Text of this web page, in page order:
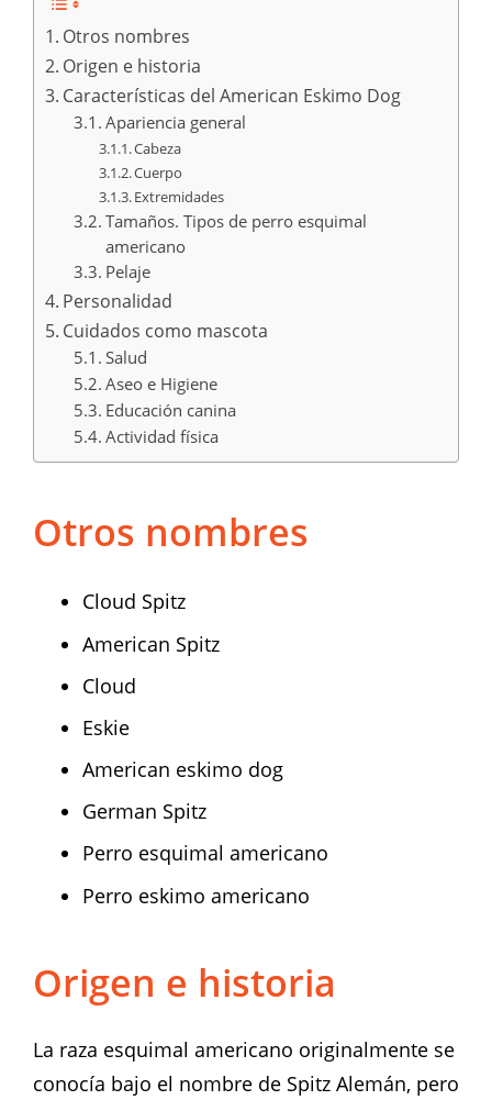
Otros nombres
Origen e historia
Características del American Eskimo Dog
Apariencia general
Cabeza
Cuerpo
Extremidades
Tamaños. Tipos de perro esquimal
americano
Pelaje
Personalidad
Cuidados como mascota
Salud
Aseo e Higiene
Educación canina
Actividad física
Otros nombres
Cloud Spitz
American Spitz
Cloud
Eskie
American eskimo dog
German Spitz
Perro esquimal americano
Perro eskimo americano
Origen e historia
La raza esquimal americano originalmente se
conocía bajo el nombre de Spitz Alemán, pero